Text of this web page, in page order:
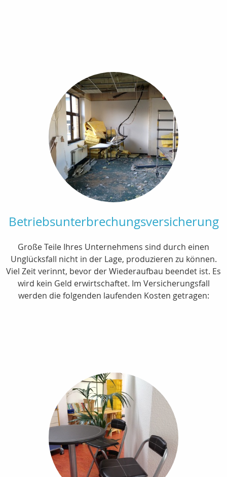
Betriebsunterbrechungsversicherung
Große Teile Ihres Unternehmens sind durch einen
Unglücksfall nicht in der Lage, produzieren zu können.
Viel Zeit verinnt, bevor der Wiederaufbau beendet ist. Es
wird kein Geld erwirtschaftet. Im Versicherungsfall
werden die folgenden laufenden Kosten getragen: